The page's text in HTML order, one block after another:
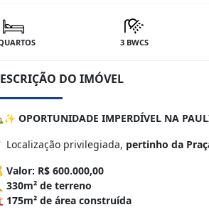
3 BWCS
DO IMÓVEL
OPORTUNIDADE IMPERDÍVEL NA
Localização privilegiada, pertinho da
Valor: R$ 600.000,00
330m² de terreno
175m² de área construída